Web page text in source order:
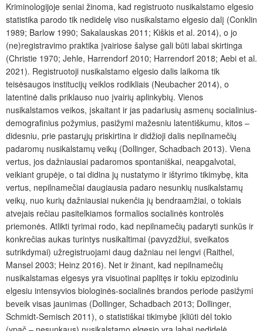
Kriminologijoje seniai žinoma, kad registruoto nusikalstamo elgesio
statistika parodo tik nedidelę viso nusikalstamo elgesio dalį (Conklin
1989; Barlow 1990; Sakalauskas 2011; Kiškis et al. 2014), o jo
(ne)registravimo praktika įvairiose šalyse gali būti labai skirtinga
(Christie 1970; Jehle, Harrendorf 2010; Harrendorf 2018; Aebi et al.
2021). Registruotoji nusikalstamo elgesio dalis laikoma tik
teisėsaugos institucijų veiklos rodikliais (Neubacher 2014), o
latentinė dalis priklauso nuo įvairių aplinkybių. Vienos
nusikalstamos veikos, įskaitant ir jas padariusių asmenų socialinius-
demografinius požymius, pasižymi mažesniu latentiškumu, kitos –
didesniu, prie pastarųjų priskirtina ir didžioji dalis nepilnamečių
padaromų nusikalstamų veikų (Dollinger, Schadbach 2013). Viena
vertus, jos dažniausiai padaromos spontaniškai, neapgalvotai,
veikiant grupėje, o tai didina jų nustatymo ir ištyrimo tikimybę, kita
vertus, nepilnamečiai daugiausia padaro nesunkių nusikalstamų
veikų, nuo kurių dažniausiai nukenčia jų bendraamžiai, o tokiais
atvejais rečiau pasitelkiamos formalios socialinės kontrolės
priemonės. Atlikti tyrimai rodo, kad nepilnamečių padaryti sunkūs ir
konkrečias aukas turintys nusikaltimai (pavyzdžiui, sveikatos
sutrikdymai) užregistruojami daug dažniau nei lengvi (Raithel,
Mansel 2003; Heinz 2016). Net ir žinant, kad nepilnamečių
nusikalstamas elgesys yra visuotinai paplitęs ir tokiu epizodiniu
elgesiu intensyvios biologinės-socialinės brandos periode pasižymi
beveik visas jaunimas (Dollinger, Schadbach 2013; Dollinger,
Schmidt-Semisch 2011), o statistiškai tikimybė įkliūti dėl tokio